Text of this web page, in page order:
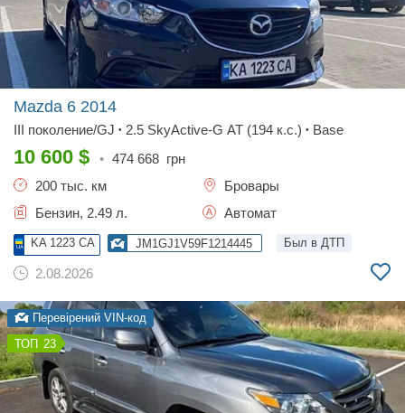
Mazda 6 2014
III поколение/GJ • 2.5 SkyActive-G AT (194 к.с.) • Base
10 600 $ • 474 668 грн
200 тыс. км
Бровары
Бензин, 2.49 л.
Автомат
KA 1223 CA JM1GJ1V59F1214445 Был в ДТП
2.08.2026
Перевірений VIN-код
23